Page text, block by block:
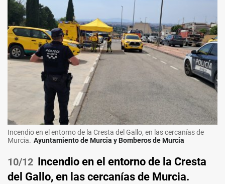
Incendio en el entorno de la Cresta del Gallo, en las cercanías de
Murcia. Ayuntamiento de Murcia y Bomberos de Murcia
/12 Incendio en el entorno de la Cresta
del Gallo, en las cercanías de Murcia.